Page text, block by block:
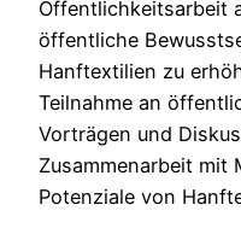
Öffentlichkeitsarbeit
öffentliche
Hanftextilien zu
Teilnahme an
Vorträgen und
Zusammenarbeit mit
Potenziale von